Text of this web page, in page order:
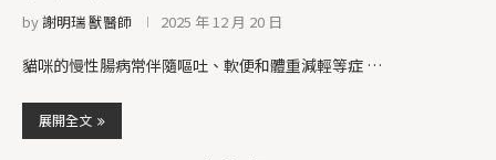
by謝明瑞 獸醫師 2025 年 12 月 20 日
貓咪的慢性腸病常伴隨嘔吐、軟便和體重減輕等症 …
展開全文